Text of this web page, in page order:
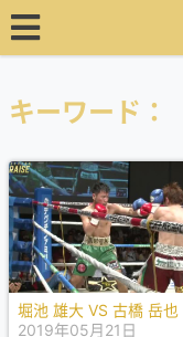
キーワード
堀池 雄大 VS 古橋 岳也
2019年05月21日